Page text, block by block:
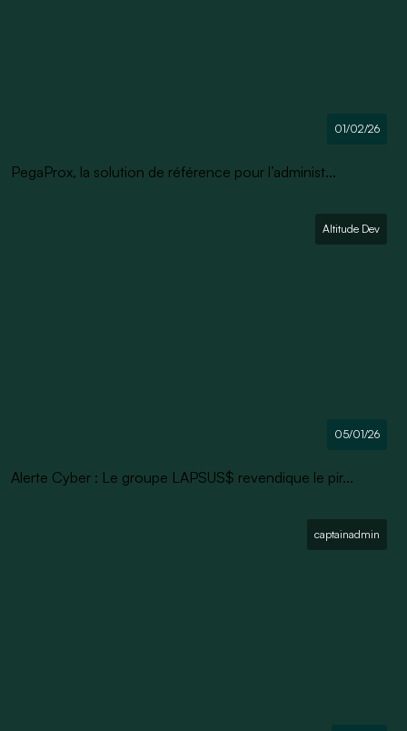
01/02/26
PegaProx, la solution de référence pour l’administ...
Altitude Dev
05/01/26
Alerte Cyber : Le groupe LAPSUS$ revendique le pir...
captainadmin